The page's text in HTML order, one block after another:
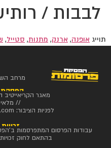
לבבות /
תוייג אופנה, ארנק, מתנות, סטייל,
מרחב
הפסקת
מאגר הקריאייטיב
//
לפניות הציבור:
עבודות הפרסום המתפרסמות
בהתאם לחוק זכויות